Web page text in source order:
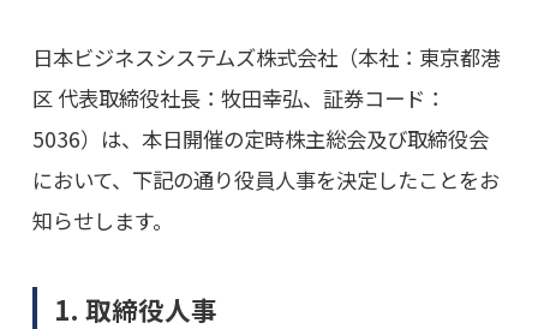
日本ビジネスシステムズ株式会社（本社：東京都港
区 代表取締役社長：牧田幸弘、証券コード：
5036）は、本日開催の定時株主総会及び取締役会
において、下記の通り役員人事を決定したことをお
知らせします。
1. 取締役人事